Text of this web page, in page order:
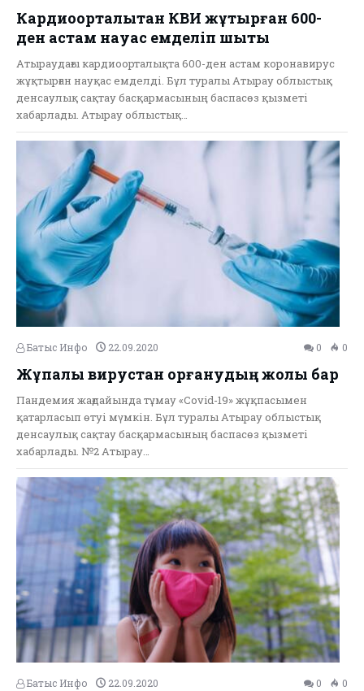
Кардиоорталықтан КВИ жұқтырған 600-
ден астам науқас емделіп шықты
Атыраудағы кардиоорталықта 600-ден астам коронавирус
жұқтырған науқас емделді. Бұл туралы Атырау облыстық
денсаулық сақтау басқармасының баспасөз қызметі
хабарлады. Атырау облыстық…
Батыс Инфо 22.09.2020 0 0
Жұқпалы вирустан қорғанудың жолы бар
Пандемия жағдайында тұмау «Сovid-19» жұқпасымен
қатарласып өтуі мүмкін. Бұл туралы Атырау облыстық
денсаулық сақтау басқармасының баспасөз қызметі
хабарлады. №2 Атырау…
Батыс Инфо 22.09.2020 0 0